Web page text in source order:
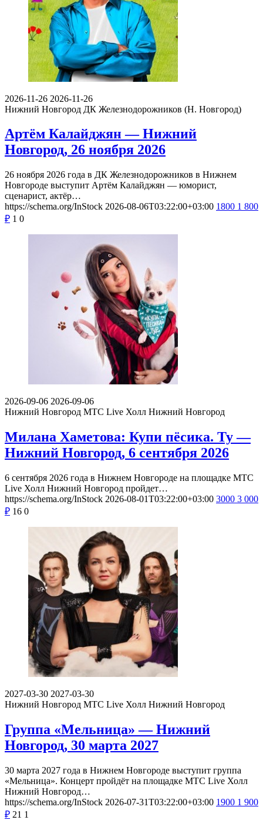
2026-11-26 2026-11-26
Нижний Новгород ДК Железнодорожников (Н. Новгород)
Артём Калайджян — Нижний
Новгород, 26 ноября 2026
26 ноября 2026 года в ДК Железнодорожников в Нижнем
Новгороде выступит Артём Калайджян — юморист,
сценарист, актёр…
https://schema.org/InStock 2026-08-06T03:22:00+03:00 1800 1 800
₽ 1 0
2026-09-06 2026-09-06
Нижний Новгород МТС Live Холл Нижний Новгород
Милана Хаметова: Купи пёсика. Ту —
Нижний Новгород, 6 сентября 2026
6 сентября 2026 года в Нижнем Новгороде на площадке МТС
Live Холл Нижний Новгород пройдет…
https://schema.org/InStock 2026-08-01T03:22:00+03:00 3000 3 000
₽ 16 0
2027-03-30 2027-03-30
Нижний Новгород МТС Live Холл Нижний Новгород
Группа «Мельница» — Нижний
Новгород, 30 марта 2027
30 марта 2027 года в Нижнем Новгороде выступит группа
«Мельница». Концерт пройдёт на площадке МТС Live Холл
Нижний Новгород…
https://schema.org/InStock 2026-07-31T03:22:00+03:00 1900 1 900
₽ 21 1